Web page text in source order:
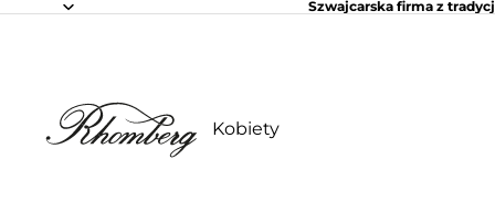
Szwajcarska firma z
Kobiety